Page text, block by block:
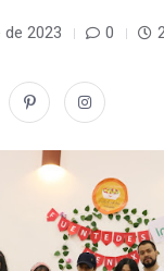
de 2023 0